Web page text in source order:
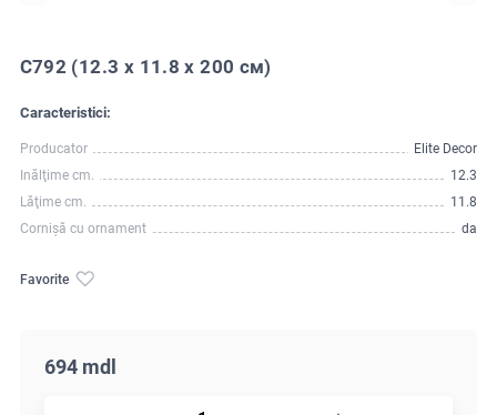
C792 (12.3 x 11.8 x 200 см)
Caracteristici:
Producator
Elite Decor
Inălţime cm.
12.3
Lăţime cm.
11.8
Cornișă cu ornament
da
Favorite
694 mdl